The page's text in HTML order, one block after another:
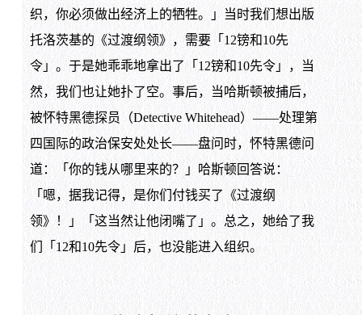
织，你必须做出经济上的牺牲。」当时我们想出版
托洛茨基的《过渡纲领》，需要「12镑和10先
令」。于是她乖乖地拿出了「12镑和10先令」，当
然，我们也让她扑了空。事后，当哈斯顿被捕后，
被怀特黑德探员（Detective Whitehead）——处理第
四国际的政治保安处处长——盘问时，怀特黑德问
道：「你的钱从哪里来的？」哈斯顿回答说：
「嗯，据我记得，是你们付钱买了《过渡纲
领》！」「这当然让他闭嘴了」。总之，她给了我
们「12和10先令」后，也没能进入组织。